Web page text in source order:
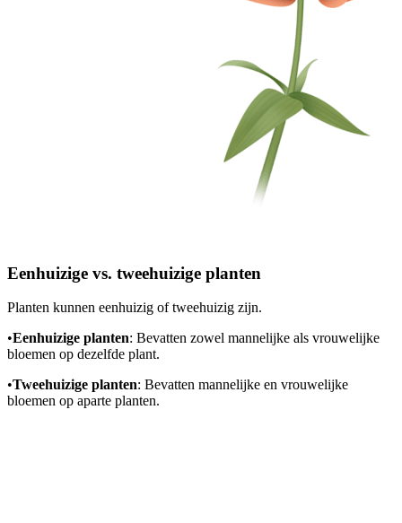
Eenhuizige vs. tweehuizige planten
Planten kunnen eenhuizig of tweehuizig zijn.
•Eenhuizige planten: Bevatten zowel mannelijke als vrouwelijke
bloemen op dezelfde plant.
•Tweehuizige planten: Bevatten mannelijke en vrouwelijke
bloemen op aparte planten.